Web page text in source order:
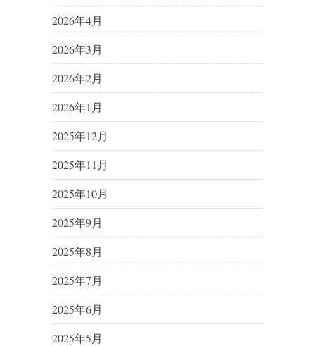
2026年4月
2026年3月
2026年2月
2026年1月
2025年12月
2025年11月
2025年10月
2025年9月
2025年8月
2025年7月
2025年6月
2025年5月